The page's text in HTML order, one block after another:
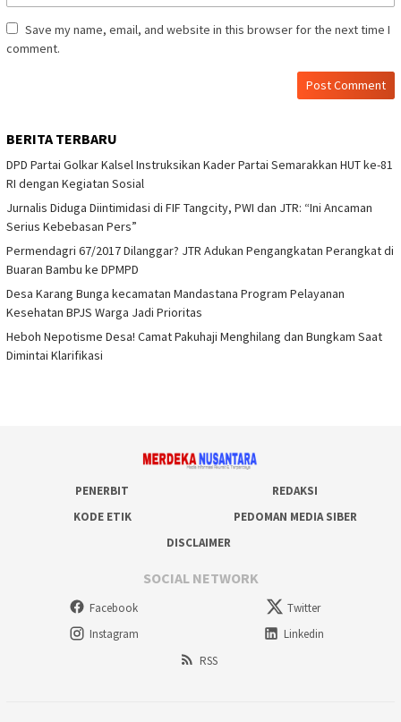
Save my name, email, and website in this browser for the next time I
comment.
BERITA TERBARU
DPD Partai Golkar Kalsel Instruksikan Kader Partai Semarakkan HUT ke-81
RI dengan Kegiatan Sosial
Jurnalis Diduga Diintimidasi di FIF Tangcity, PWI dan JTR: “Ini Ancaman
Serius Kebebasan Pers”
Permendagri 67/2017 Dilanggar? JTR Adukan Pengangkatan Perangkat di
Buaran Bambu ke DPMPD
Desa Karang Bunga kecamatan Mandastana Program Pelayanan
Kesehatan BPJS Warga Jadi Prioritas
Heboh Nepotisme Desa! Camat Pakuhaji Menghilang dan Bungkam Saat
Dimintai Klarifikasi
PENERBIT
REDAKSI
KODE ETIK
PEDOMAN MEDIA SIBER
DISCLAIMER
SOCIAL NETWORK
Facebook
Twitter
Instagram
Linkedin
RSS